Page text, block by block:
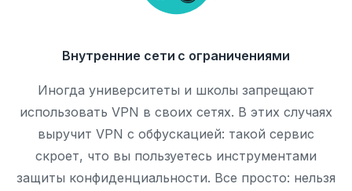
Внутренние сети с ограничениями
Иногда университеты и школы запрещают
использовать VPN в своих сетях. В этих случаях
выручит VPN с обфускацией: такой сервис
скроет, что вы пользуетесь инструментами
защиты конфиденциальности. Все просто: нельзя